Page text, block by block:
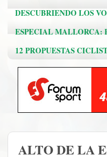
DESCUBRIENDO LOS
ESPECIAL MALLORCA:
12 PROPUESTAS
ALTO DE LA